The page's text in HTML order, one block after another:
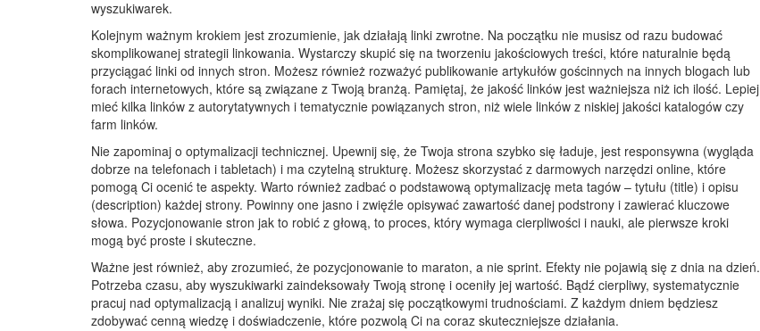
wyszukiwarek.
Kolejnym ważnym krokiem jest zrozumienie, jak działają linki zwrotne. Na początku nie musisz od razu budować
skomplikowanej strategii linkowania. Wystarczy skupić się na tworzeniu jakościowych treści, które naturalnie będą
przyciągać linki od innych stron. Możesz również rozważyć publikowanie artykułów gościnnych na innych blogach lub
forach internetowych, które są związane z Twoją branżą. Pamiętaj, że jakość linków jest ważniejsza niż ich ilość. Lepiej
mieć kilka linków z autorytatywnych i tematycznie powiązanych stron, niż wiele linków z niskiej jakości katalogów czy
farm linków.
Nie zapominaj o optymalizacji technicznej. Upewnij się, że Twoja strona szybko się ładuje, jest responsywna (wygląda
dobrze na telefonach i tabletach) i ma czytelną strukturę. Możesz skorzystać z darmowych narzędzi online, które
pomogą Ci ocenić te aspekty. Warto również zadbać o podstawową optymalizację meta tagów – tytułu (title) i opisu
(description) każdej strony. Powinny one jasno i zwięźle opisywać zawartość danej podstrony i zawierać kluczowe
słowa. Pozycjonowanie stron jak to robić z głową, to proces, który wymaga cierpliwości i nauki, ale pierwsze kroki
mogą być proste i skuteczne.
Ważne jest również, aby zrozumieć, że pozycjonowanie to maraton, a nie sprint. Efekty nie pojawią się z dnia na dzień.
Potrzeba czasu, aby wyszukiwarki zaindeksowały Twoją stronę i oceniły jej wartość. Bądź cierpliwy, systematycznie
pracuj nad optymalizacją i analizuj wyniki. Nie zrażaj się początkowymi trudnościami. Z każdym dniem będziesz
zdobywać cenną wiedzę i doświadczenie, które pozwolą Ci na coraz skuteczniejsze działania.